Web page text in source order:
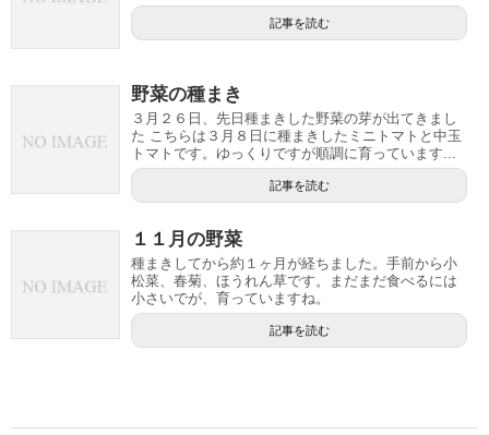
記事を読む
野菜の種まき
３月２６日、先日種まきした野菜の芽が出てきまし
た こちらは３月８日に種まきしたミニトマトと中玉
トマトです。ゆっくりですが順調に育っています...
記事を読む
１１月の野菜
種まきしてから約１ヶ月が経ちました。手前から小
松菜、春菊、ほうれん草です。まだまだ食べるには
小さいでが、育っていますね。
記事を読む